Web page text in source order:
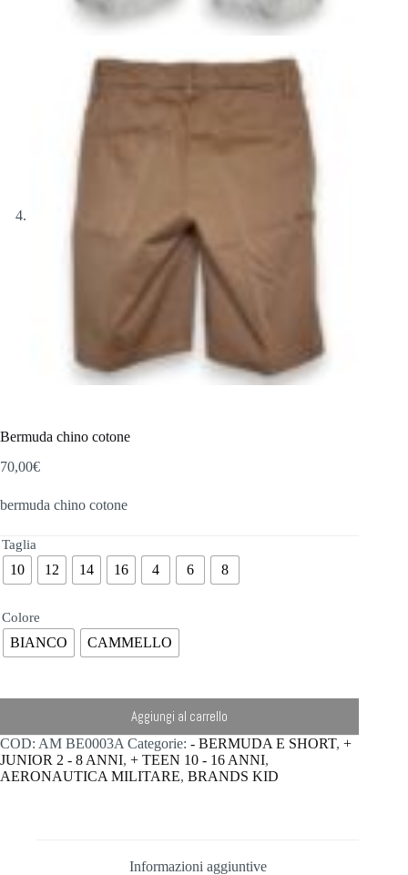
Bermuda chino cotone
70,00€
bermuda chino cotone
Taglia
10 12 14 16 4 6 8
Colore
BIANCO CAMMELLO
Aggiungi al carrello
COD: AM BE0003A Categorie: - BERMUDA E SHORT, +
JUNIOR 2 - 8 ANNI, + TEEN 10 - 16 ANNI,
AERONAUTICA MILITARE, BRANDS KID
Informazioni aggiuntive